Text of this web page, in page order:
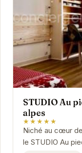
STUDIO Au
alpes
★★★★★
Niché au cœur
le STUDIO Au